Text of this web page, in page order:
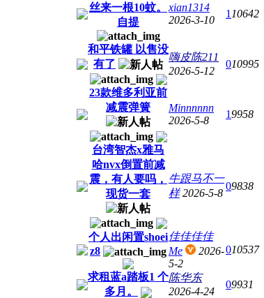
丝来一根10蚊。
自提
xian1314
2026-3-10
1 10642
和平铁罐 以售没
有了
嗨皮陈211
2026-5-12
010995
23款维多利亚前
减震弹簧
Minnnnnn
2026-5-8
19958
台湾智杰x雅马
哈nvx倒置前减
震，有人要吗，
现货一套
牛跟马不一
样 2026-5-8
09838
个人出闲置shoei
z8
佳佳佳佳
Me
2026-
5-2
010537
求租蓝a踏板1 个
多月。
陈华东
2026-4-24
09931